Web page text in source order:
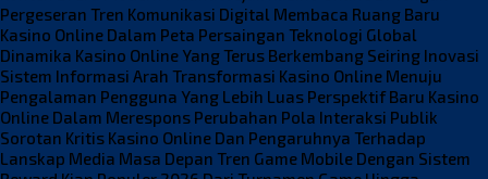
Pergeseran Tren Komunikasi Digital Membaca Ruang Baru
Kasino Online Dalam Peta Persaingan Teknologi Global
Dinamika Kasino Online Yang Terus Berkembang Seiring Inovasi
Sistem Informasi Arah Transformasi Kasino Online Menuju
Pengalaman Pengguna Yang Lebih Luas Perspektif Baru Kasino
Online Dalam Merespons Perubahan Pola Interaksi Publik
Sorotan Kritis Kasino Online Dan Pengaruhnya Terhadap
Lanskap Media Masa Depan Tren Game Mobile Dengan Sistem